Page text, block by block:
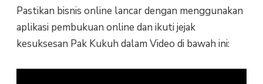
Pastikan bisnis online lancar dengan menggunakan
aplikasi pembukuan online dan ikuti jejak
kesuksesan Pak Kukuh dalam Video di bawah ini: